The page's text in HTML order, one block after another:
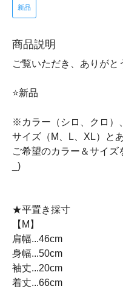
新品
商品説明
ご覧いただき、ありがと
⭐新品
※カラー（シロ、クロ）、
サイズ（M、L、XL）と
ご希望のカラー＆サイズ
_)
★平置き採寸
【M】
肩幅...46cm
身幅...50cm
袖丈...20cm
着丈...66cm